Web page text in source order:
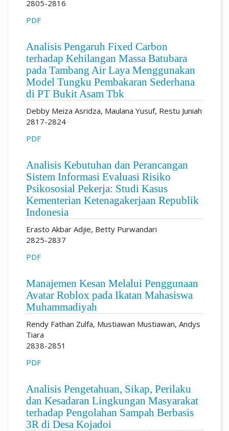
2805-2816
PDF
Analisis Pengaruh Fixed Carbon
terhadap Kehilangan Massa Batubara
pada Tambang Air Laya Menggunakan
Model Tungku Pembakaran Sederhana
di PT Bukit Asam Tbk
Debby Meiza Asridza, Maulana Yusuf, Restu Juniah
2817-2824
PDF
Analisis Kebutuhan dan Perancangan
Sistem Informasi Evaluasi Risiko
Psikososial Pekerja: Studi Kasus
Kementerian Ketenagakerjaan Republik
Indonesia
Erasto Akbar Adjie, Betty Purwandari
2825-2837
PDF
Manajemen Kesan Melalui Penggunaan
Avatar Roblox pada Ikatan Mahasiswa
Muhammadiyah
Rendy Fathan Zulfa, Mustiawan Mustiawan, Andys
Tiara
2838-2851
PDF
Analisis Pengetahuan, Sikap, Perilaku
dan Kesadaran Lingkungan Masyarakat
terhadap Pengolahan Sampah Berbasis
3R di Desa Kojadoi